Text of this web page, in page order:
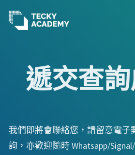
遞交查
我們即將會聯絡您，請留意電子
詢，亦歡迎隨時 Whatsapp/